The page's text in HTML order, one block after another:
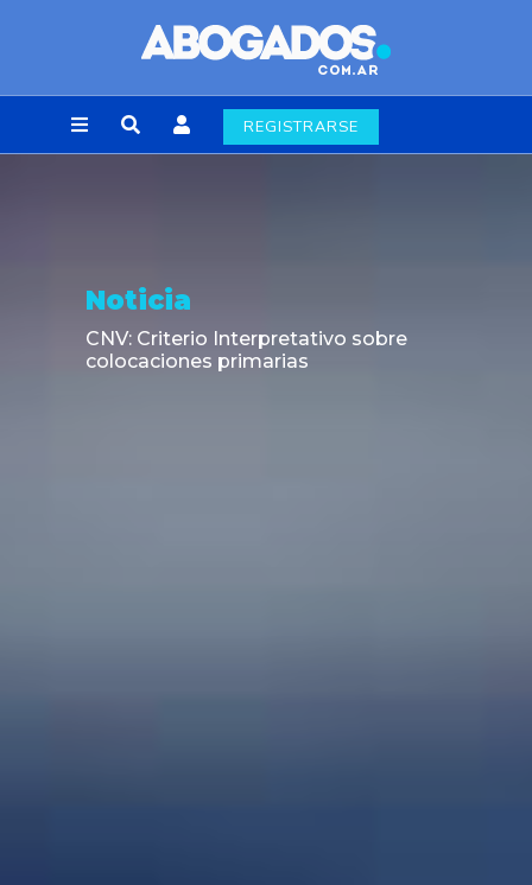
REGISTRARSE
Noticia
CNV: Criterio Interpretativo sobre
colocaciones primarias